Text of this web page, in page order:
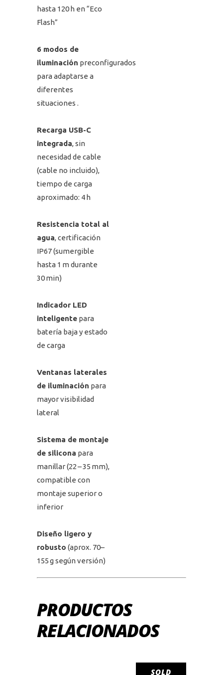
hasta 120 h en “Eco
Flash”
6 modos de
iluminación preconfigurados
para adaptarse a
diferentes
situaciones .
Recarga USB-C
integrada, sin
necesidad de cable
(cable no incluido),
tiempo de carga
aproximado: 4 h
Resistencia total al
agua, certificación
IP67 (sumergible
hasta 1 m durante
30 min)
Indicador LED
inteligente para
batería baja y estado
de carga
Ventanas laterales
de iluminación para
mayor visibilidad
lateral
Sistema de montaje
de silicona para
manillar (22 – 35 mm),
compatible con
montaje superior o
inferior
Diseño ligero y
robusto (aprox. 70–
155 g según versión)
PRODUCTOS
RELACIONADOS
SOLD